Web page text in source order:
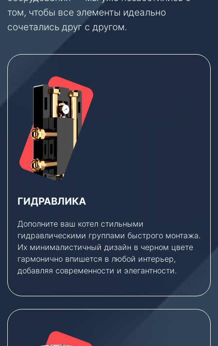
том, чтобы все элементы идеально
сочетались друг с другом.
ГИДРАВЛИКА
Дополните ваш котел стильными
гидравлическими группами быстрого монтажа.
Их минималистичный дизайн в черном цвете
гармонично впишется в любой интерьер,
добавляя современности и элегантности.